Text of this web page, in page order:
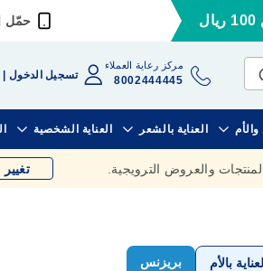
حمّل
مركز رعاية العملاء
8002444445 تسجيل الدخول
والأم العناية بالشعر العناية الشخصية
والعروض الترويجية. تغيير
العناية بالأم بريزنس